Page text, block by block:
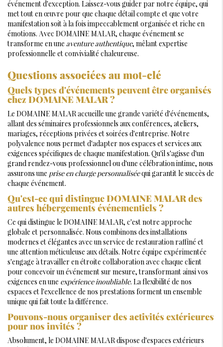
événement d'exception. Laissez-vous guider par notre équipe, qui
met tout en œuvre pour que chaque détail compte et que votre
manifestation soit à la fois impeccablement organisée et riche en
émotions. Avec DOMAINE MALAR, chaque événement se
transforme en une aventure authentique, mêlant expertise
professionnelle et convivialité chaleureuse.
Questions associées au mot-clé
Quels types d'événements peuvent être organisés
chez DOMAINE MALAR ?
Le DOMAINE MALAR accueille une grande variété d'événements,
allant des séminaires professionnels aux conférences, ateliers,
mariages, réceptions privées et soirées d'entreprise. Notre
polyvalence nous permet d'adapter nos espaces et services aux
exigences spécifiques de chaque manifestation. Qu'il s'agisse d'un
grand rendez-vous professionnel ou d'une célébration intime, nous
assurons une prise en charge personnaliséequi garantit le succès de
chaque événement.
Qu'est-ce qui distingue DOMAINE MALAR des
autres hébergements événementiels ?
Ce qui distingue le DOMAINE MALAR, c'est notre approche
globale et personnalisée. Nous combinons des installations
modernes et élégantes avec un service de restauration raffiné et
une attention méticuleuse aux détails. Notre équipe expérimentée
s'engage à travailler en étroite collaboration avec chaque client
pour concevoir un événement sur mesure, transformant ainsi vos
exigences en une expérience inoubliable. La flexibilité de nos
espaces et l'excellence de nos prestations forment un ensemble
unique qui fait toute la différence.
Pouvons-nous organiser des activités extérieures
pour nos invités ?
Absolument, le DOMAINE MALAR dispose d'espaces extérieurs